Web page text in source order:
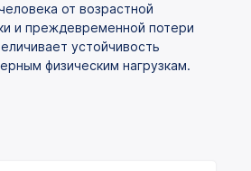
от возрастной
и преждевременной потери
устойчивость
физическим нагрузкам.